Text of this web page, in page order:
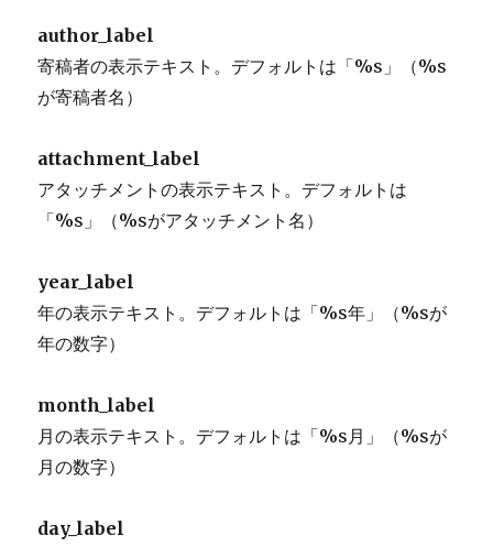
author_label
寄稿者の表示テキスト。デフォルトは「%s」（%s
が寄稿者名）
attachment_label
アタッチメントの表示テキスト。デフォルトは
「%s」（%sがアタッチメント名）
year_label
年の表示テキスト。デフォルトは「%s年」（%sが
年の数字）
month_label
月の表示テキスト。デフォルトは「%s月」（%sが
月の数字）
day_label